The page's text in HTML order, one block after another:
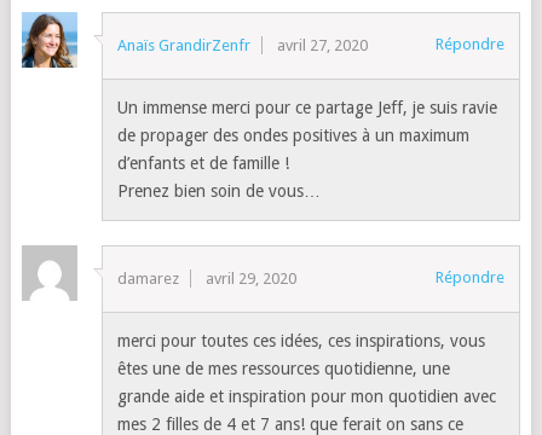
Anaïs GrandirZenfr avril 27, 2020 Répondre
Un immense merci pour ce partage Jeff, je suis ravie
de propager des ondes positives à un maximum
d’enfants et de famille !
Prenez bien soin de vous…
damarez avril 29, 2020 Répondre
merci pour toutes ces idées, ces inspirations, vous
êtes une de mes ressources quotidienne, une
grande aide et inspiration pour mon quotidien avec
mes 2 filles de 4 et 7 ans! que ferait on sans ce